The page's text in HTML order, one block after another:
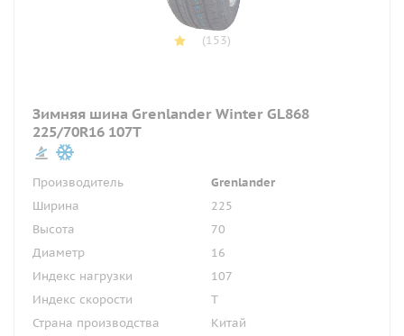
(153)
Зимняя шина Grenlander Winter GL868
225/70R16 107T
Производитель
Grenlander
Ширина
225
Высота
70
Диаметр
16
Индекс нагрузки
107
Индекс скорости
T
Страна производства
Китай